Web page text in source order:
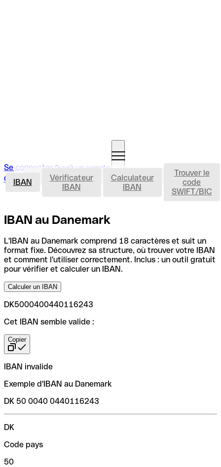
Se connecter Ouvrir un compte
Ouvrir un compte IBAN
IBAN
Vérificateur
IBAN
Calculateur
IBAN
Trouver le
code
SWIFT/BIC
IBAN au Danemark
L'IBAN au Danemark comprend 18 caractères et suit un
format fixe. Découvrez sa structure, où trouver votre IBAN
et comment l'utiliser correctement. Inclus : un outil gratuit
pour vérifier et calculer un IBAN.
Calculer un IBAN
DK5000400440116243
Cet IBAN semble valide :
Copier
IBAN invalide
Exemple d'IBAN au Danemark
DK 50 0040 0440116243
DK
Code pays
50